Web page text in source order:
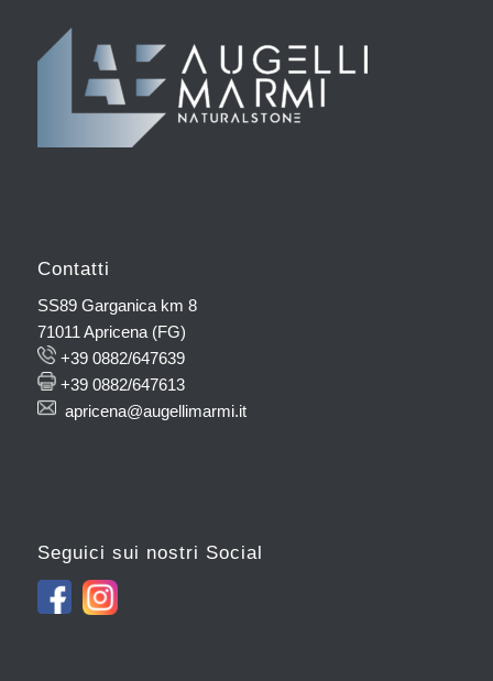
Contatti
SS89 Garganica km 8
71011 Apricena (FG)
+39 0882/647639
+39 0882/647613
apricena@augellimarmi.it
Seguici sui nostri Social